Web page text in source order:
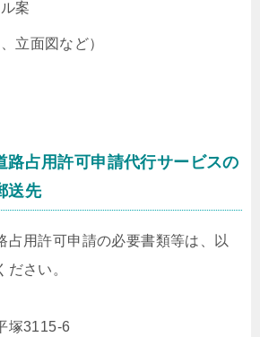
案
立面図など）
路占用許可申請代行サービスの
送先
占用許可申請の必要書類等は、以
さい。
塚3115-6